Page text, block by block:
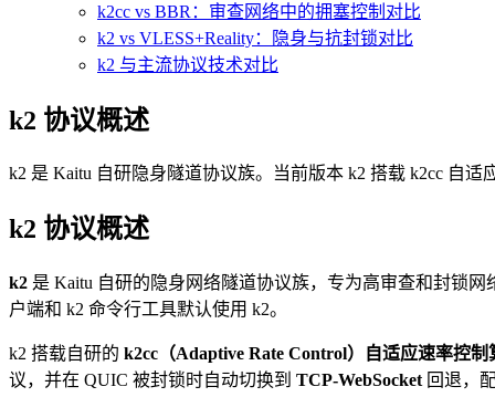
k2cc vs BBR：审查网络中的拥塞控制对比
k2 vs VLESS+Reality：隐身与抗封锁对比
k2 与主流协议技术对比
k2 协议概述
k2 是 Kaitu 自研隐身隧道协议族。当前版本 k2 搭载 k2cc 自
k2 协议概述
k2 是 Kaitu 自研的隐身网络隧道协议族，专为高审查和封锁
户端和 k2 命令行工具默认使用 k2。
k2 搭载自研的 k2cc（Adaptive Rate Control）自适应速率控制
议，并在 QUIC 被封锁时自动切换到 TCP-WebSocket 回退，